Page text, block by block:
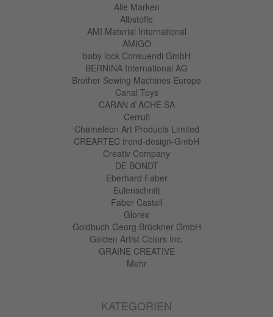
Alle Marken
Albstoffe
AMI Material International
AMIGO
baby lock Consuendi GmbH
BERNINA International AG
Brother Sewing Machines Europe
Canal Toys
CARAN d`ACHE SA
Cerruti
Chameleon Art Products Limited
CREARTEC trend-design-GmbH
Creativ Company
DE BONDT
Eberhard Faber
Eulenschnitt
Faber Castell
Glorex
Goldbuch Georg Brückner GmbH
Golden Artist Colors Inc.
GRAINE CREATIVE
Mehr
KATEGORIEN